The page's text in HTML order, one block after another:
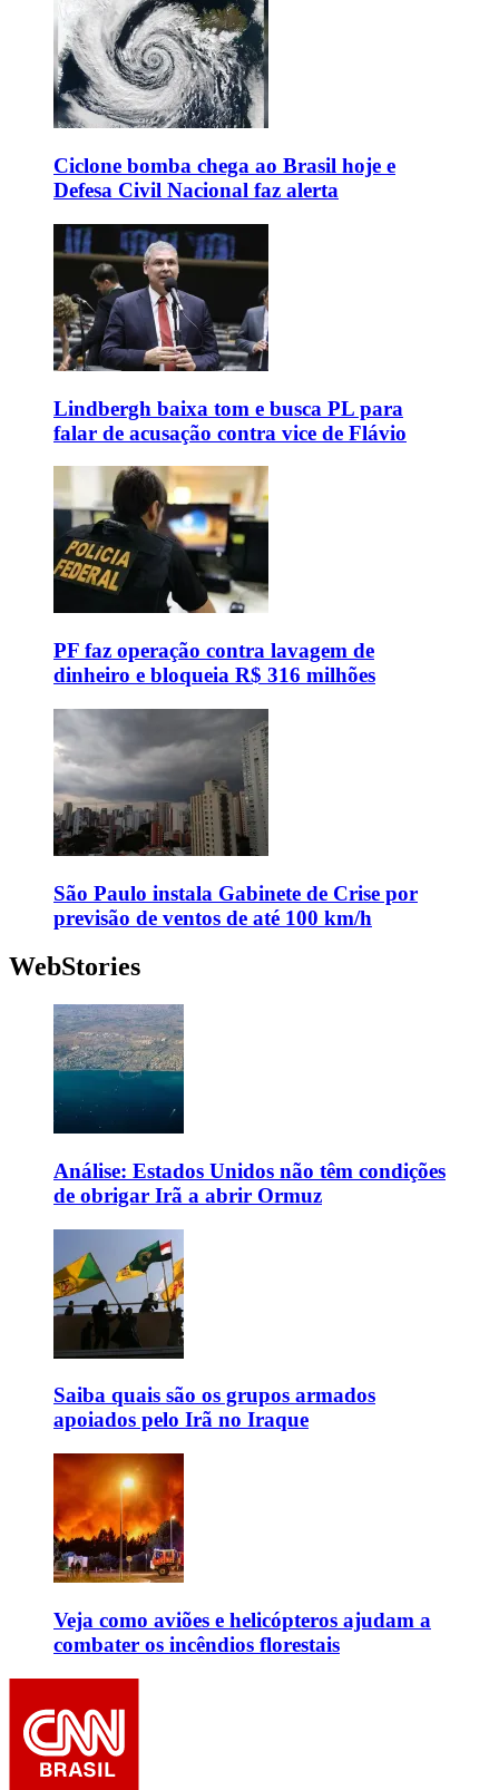
Ciclone bomba chega ao Brasil hoje e
Defesa Civil Nacional faz alerta
Lindbergh baixa tom e busca PL para
falar de acusação contra vice de Flávio
PF faz operação contra lavagem de
dinheiro e bloqueia R$ 316 milhões
São Paulo instala Gabinete de Crise por
previsão de ventos de até 100 km/h
WebStories
Análise: Estados Unidos não têm condições
de obrigar Irã a abrir Ormuz
Saiba quais são os grupos armados
apoiados pelo Irã no Iraque
Veja como aviões e helicópteros ajudam a
combater os incêndios florestais